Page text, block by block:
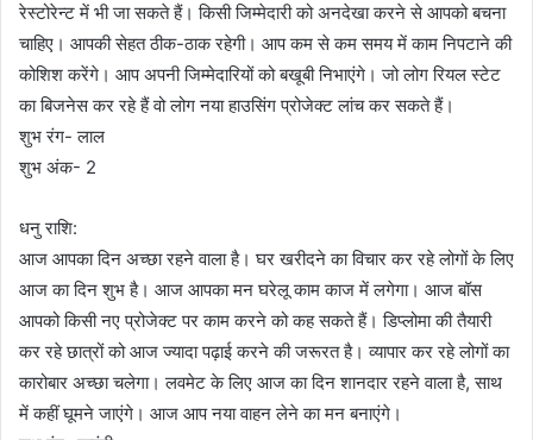
रेस्टोरेन्ट में भी जा सकते हैं। किसी जिम्मेदारी को अनदेखा करने से आपको बचना
चाहिए। आपकी सेहत ठीक-ठाक रहेगी। आप कम से कम समय में काम निपटाने की
कोशिश करेंगे। आप अपनी जिम्मेदारियों को बखूबी निभाएंगे। जो लोग रियल स्टेट
का बिजनेस कर रहे हैं वो लोग नया हाउसिंग प्रोजेक्ट लांच कर सकते हैं।
शुभ रंग- लाल
शुभ अंक- 2
धनु राशि:
आज आपका दिन अच्छा रहने वाला है। घर खरीदने का विचार कर रहे लोगों के लिए
आज का दिन शुभ है। आज आपका मन घरेलू काम काज में लगेगा। आज बॉस
आपको किसी नए प्रोजेक्ट पर काम करने को कह सकते हैं। डिप्लोमा की तैयारी
कर रहे छात्रों को आज ज्यादा पढ़ाई करने की जरूरत है। व्यापार कर रहे लोगों का
कारोबार अच्छा चलेगा। लवमेट के लिए आज का दिन शानदार रहने वाला है, साथ
में कहीं घूमने जाएंगे। आज आप नया वाहन लेने का मन बनाएंगे।